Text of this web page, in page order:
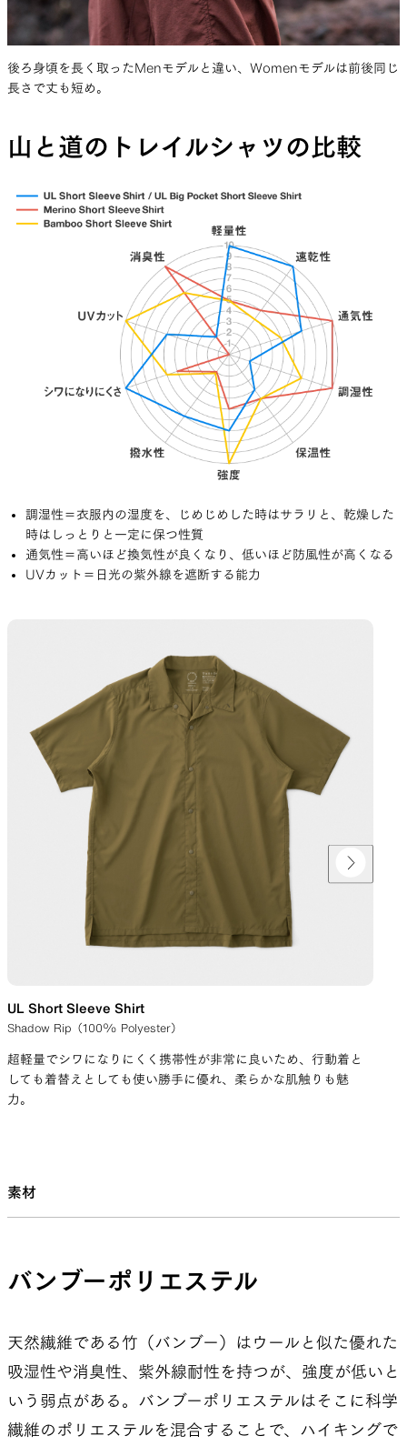
後ろ身頃を長く取ったMenモデルと違い、Womenモデルは前後同じ
長さで丈も短め。
山と道のトレイルシャツの比較
調湿性＝衣服内の湿度を、じめじめした時はサラリと、乾燥した
時はしっとりと一定に保つ性質
通気性＝高いほど換気性が良くなり、低いほど防風性が高くなる
UVカット＝日光の紫外線を遮断する能力
UL Short Sleeve Shirt
Shadow Rip（100% Polyester）
超軽量でシワになりにくく携帯性が非常に良いため、行動着と
しても着替えとしても使い勝手に優れ、柔らかな肌触りも魅
力。
素材
バンブーポリエステル
天然繊維である竹（バンブー）はウールと似た優れた
吸湿性や消臭性、紫外線耐性を持つが、強度が低いと
いう弱点がある。バンブーポリエステルはそこに科学
繊維のポリエステルを混合することで、ハイキングで